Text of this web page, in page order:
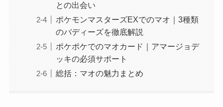
との出会い
ポケモンマスターズEXでのマオ｜3種類
のバディーズを徹底解説
ポケポケでのマオカード｜アマージョデ
ッキの必須サポート
総括：マオの魅力まとめ